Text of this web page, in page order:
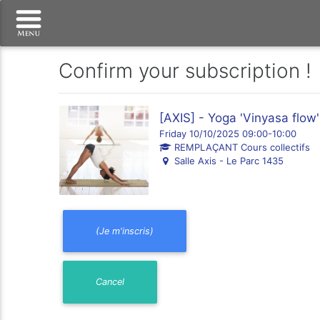
Confirm your subscription !
[AXIS] - Yoga 'Vinyasa
Friday 10/10/2025 09:00-10:00
REMPLAÇANT Cours collectifs
Salle Axis - Le Parc 1435